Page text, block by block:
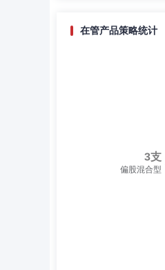
在管产品策略统计